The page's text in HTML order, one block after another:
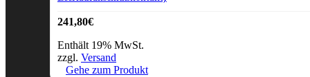
241,80€
Enthält 19% MwSt.
zzgl. Versand
Gehe zum Produkt